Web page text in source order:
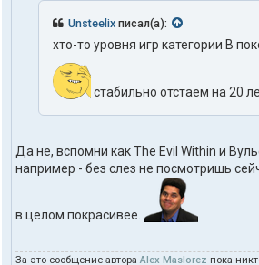
Unsteelix писал(а):
xто-то уровня игр категории B
стабильно отстаем на 20
Да не, вспомни как The Evil Within и
например - без слез не посмотришь
в целом покрасивее.
За это сообщение автора Alex Maslorez пока